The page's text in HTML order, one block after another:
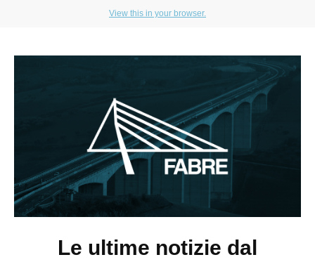
View this in your browser.
Le ultime notizie dal